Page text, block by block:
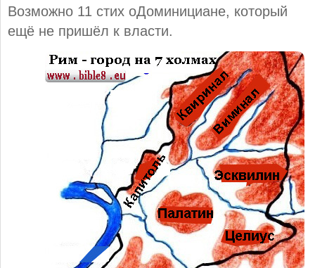
Возможно 11 стих оДоминициане, который
ещё не пришёл к власти.